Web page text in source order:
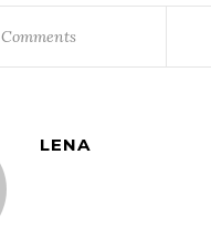
Comments
LENA